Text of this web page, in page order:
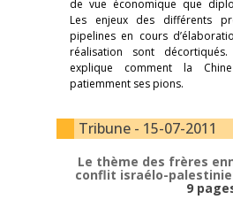
de vue économique que
Les enjeux des différents
pipelines en cours
réalisation sont
explique comment la
patiemment ses pions.
Tribune - 15-07-2011
Le thème des frères
conflit israélo-
9